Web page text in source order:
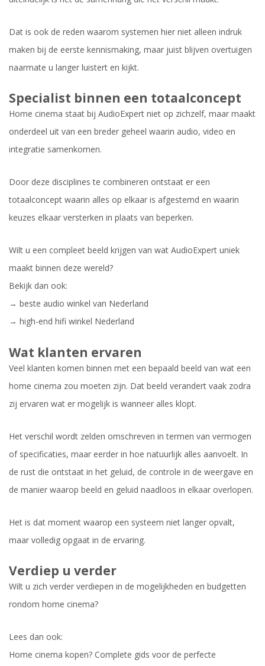
Dat is ook de reden waarom systemen hier niet alleen indruk
maken bij de eerste kennismaking, maar juist blijven overtuigen
naarmate u langer luistert en kijkt.
Specialist binnen een totaalconcept
Home cinema staat bij AudioExpert niet op zichzelf, maar maakt
onderdeel uit van een breder geheel waarin audio, video en
integratie samenkomen.
Door deze disciplines te combineren ontstaat er een
totaalconcept waarin alles op elkaar is afgestemd en waarin
keuzes elkaar versterken in plaats van beperken.
Wilt u een compleet beeld krijgen van wat AudioExpert uniek
maakt binnen deze wereld?
Bekijk dan ook:
→ beste audio winkel van Nederland
→ high-end hifi winkel Nederland
Wat klanten ervaren
Veel klanten komen binnen met een bepaald beeld van wat een
home cinema zou moeten zijn. Dat beeld verandert vaak zodra
zij ervaren wat er mogelijk is wanneer alles klopt.
Het verschil wordt zelden omschreven in termen van vermogen
of specificaties, maar eerder in hoe natuurlijk alles aanvoelt. In
de rust die ontstaat in het geluid, de controle in de weergave en
de manier waarop beeld en geluid naadloos in elkaar overlopen.
Het is dat moment waarop een systeem niet langer opvalt,
maar volledig opgaat in de ervaring.
Verdiep u verder
Wilt u zich verder verdiepen in de mogelijkheden en budgetten
rondom home cinema?
Lees dan ook:
Home cinema kopen? Complete gids voor de perfecte